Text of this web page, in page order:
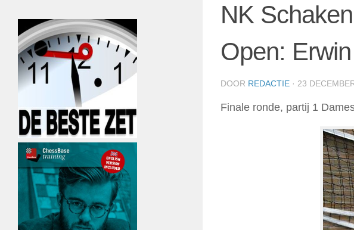
NK
Open:
DOOR REDACTIE · 23
Finale ronde, partij 1